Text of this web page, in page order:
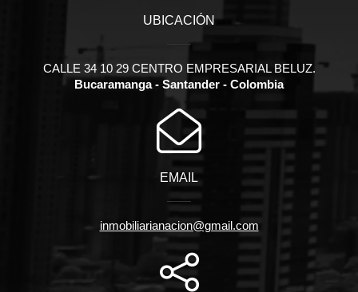
UBICACIÓN
CALLE 34 10 29 CENTRO EMPRESARIAL BELUZ.
Bucaramanga - Santander - Colombia
EMAIL
inmobiliarianacion@gmail.com